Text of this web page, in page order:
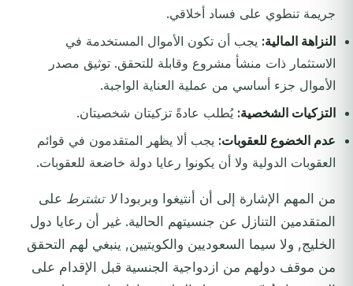
جريمة تنطوي على فساد أخلاقي.
النزاهة المالية: يجب أن تكون الأموال المستخدمة في
الاستثمار ذات منشأ مشروع وقابلة للتحقق. توثيق مصدر
الأموال جزء أساسي من عملية العناية الواجبة.
التزكيات الشخصية: يُطلب عادةً تزكيتان شخصيتان.
عدم الخضوع للعقوبات: يجب ألا يظهر المتقدمون في قوائم
العقوبات الدولية ولا أن يكونوا رعايا دولة خاضعة للعقوبات.
من المهم الإشارة إلى أن أنتيغوا وبربودالا تشترط على
المتقدمين التنازل عن جنسيتهم الحالية. غير أن رعايا دول
الخليج, ولا سيما السعوديين والكويتيين, ينبغي لهم التحقق
من موقف دولهم من ازدواجية الجنسية قبل الإقدام على